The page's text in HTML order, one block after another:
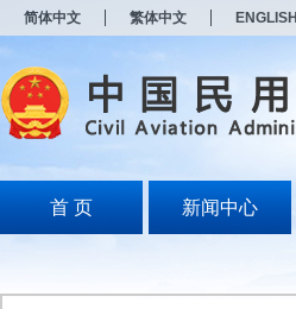
简体中文 繁体中文 ENGLISH
首 页 新闻中心
打
开
无
障
说